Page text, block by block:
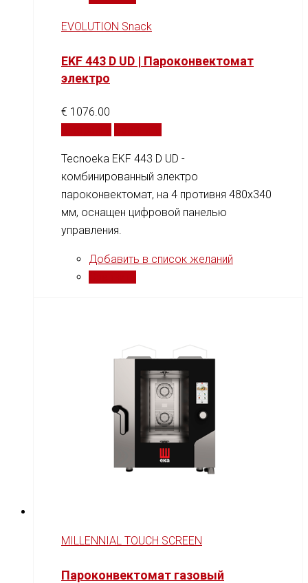
EVOLUTION Snack
EKF 443 D UD | Пароконвектомат
электро
€ 1076.00
Tecnoeka EKF 443 D UD -
комбинированный электро
пароконвектомат, на 4 противня 480x340
мм, оснащен цифровой панелью
управления.
Добавить в список желаний
MILLENNIAL TOUCH SCREEN
Пароконвектомат газовый